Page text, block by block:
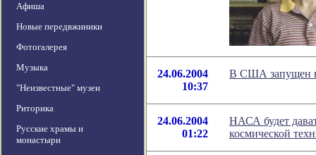
Афиша
Новые передвжиники
Фотогалерея
Музыка
"Неизвестные" музеи
Риторика
Русские храмы и
монастыри
24.06.2004
10:37
В США запущен
24.06.2004
01:22
НАСА будет
космической